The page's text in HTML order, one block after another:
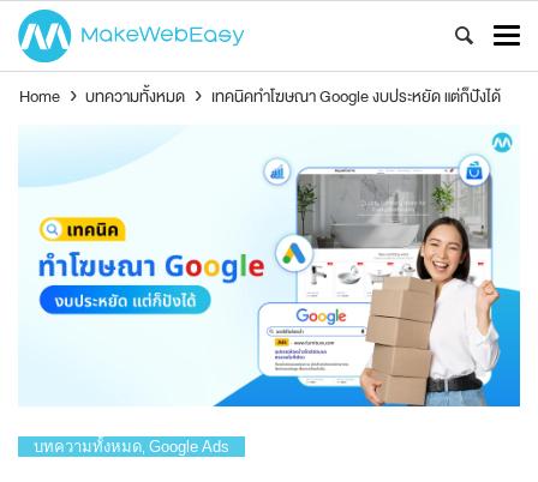
Home › บทความทั้งหมด › เทคนิคทำโฆษณา Google งบประหยัด แต่ก็ปังได้
บทความทั้งหมด Google Ads